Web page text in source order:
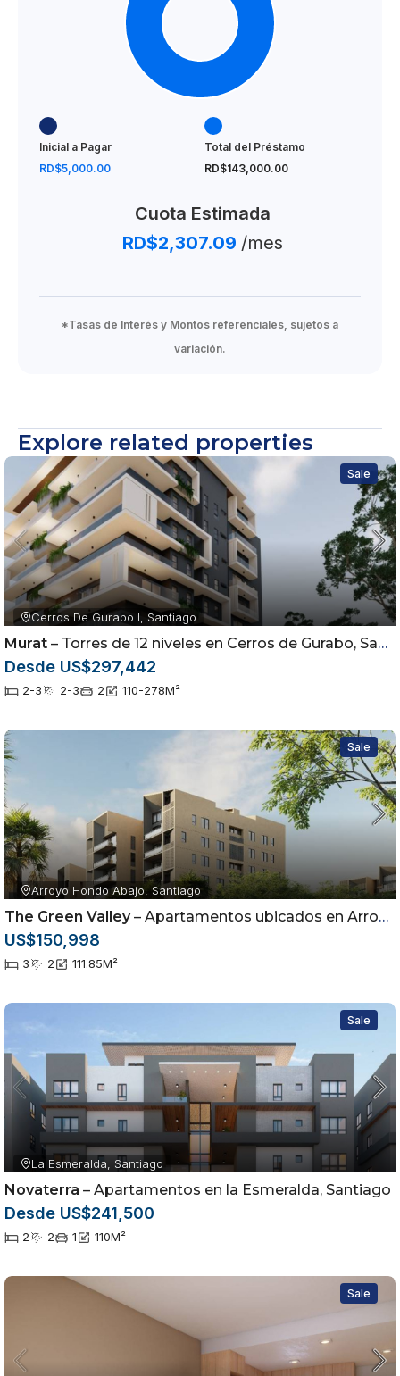
Inicial a Pagar
RD$5,000.00
Total del Préstamo
RD$143,000.00
Cuota Estimada
RD$2,307.09 /mes
*Tasas de Interés y Montos referenciales, sujetos a
variación.
Explore related properties
Sale
Cerros De Gurabo I, Santiago
Murat – Torres de 12 niveles en Cerros de Gurabo, Santiago
Desde US$297,442
2-3 2-3 2 110-278M²
Sale
Arroyo Hondo Abajo, Santiago
The Green Valley– Apartamentos ubicados en Arroyo Hondo Abajo, Santiago de los Caballeros
US$150,998
3 2 111.85M²
Sale
La Esmeralda, Santiago
Novaterra – Apartamentos en la Esmeralda, Santiago
Desde US$241,500
2 2 1 110M²
Sale